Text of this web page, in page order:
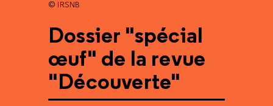
© IRSNB
Dossier "spécial
œuf" de la revue
"Découverte"